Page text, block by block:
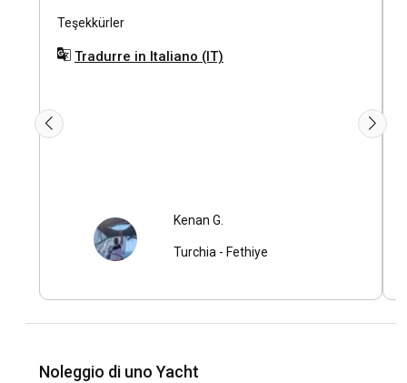
Teşekkürler
Tradurre in Italiano (IT)
Kenan G.
Turchia - Fethiye
Noleggio di uno Yacht